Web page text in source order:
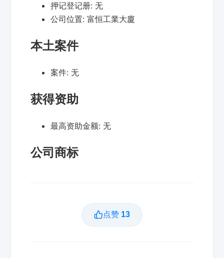
押记登记册: 无
公司位置: 富恒工業大廈
本土案件
案件: 无
获得资助
最高资助金额: 无
公司商标
点赞 13